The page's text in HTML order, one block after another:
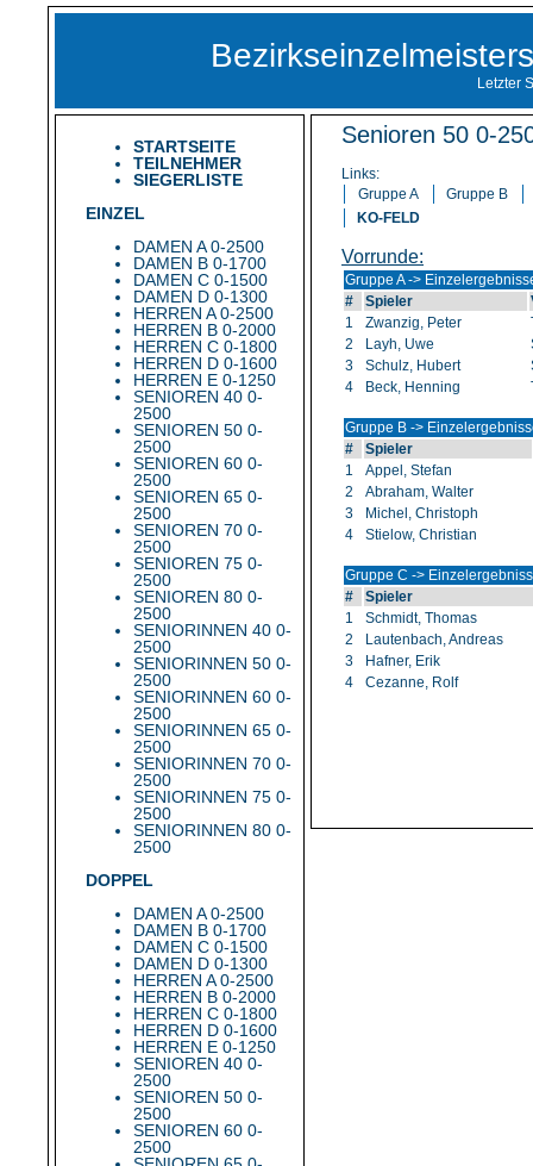
Letzter
STARTSEITE
TEILNEHMER
SIEGERLISTE
EINZEL
DAMEN A 0-2500
DAMEN B 0-1700
DAMEN C 0-1500
DAMEN D 0-1300
HERREN A 0-2500
HERREN B 0-2000
HERREN C 0-1800
HERREN D 0-1600
HERREN E 0-1250
SENIOREN 40 0-
2500
SENIOREN 50 0-
2500
SENIOREN 60 0-
2500
SENIOREN 65 0-
2500
SENIOREN 70 0-
2500
SENIOREN 75 0-
2500
SENIOREN 80 0-
2500
SENIORINNEN 40 0-
2500
SENIORINNEN 50 0-
2500
SENIORINNEN 60 0-
2500
SENIORINNEN 65 0-
2500
SENIORINNEN 70 0-
2500
SENIORINNEN 75 0-
2500
SENIORINNEN 80 0-
2500
DOPPEL
DAMEN A 0-2500
DAMEN B 0-1700
DAMEN C 0-1500
DAMEN D 0-1300
HERREN A 0-2500
HERREN B 0-2000
HERREN C 0-1800
HERREN D 0-1600
HERREN E 0-1250
SENIOREN 40 0-
2500
SENIOREN 50 0-
2500
SENIOREN 60 0-
2500
Senioren 50 0-
Links:
Gruppe A
Gruppe B
KO-FELD
Vorrunde:
Gruppe A ->
#
Spieler
1
Zwanzig, Peter
2
Layh, Uwe
3
Schulz, Hubert
4
Beck, Henning
Gruppe B ->
#
Spieler
1
Appel, Stefan
2
Abraham, Walter
3
Michel, Christoph
4
Stielow, Christian
Gruppe C ->
#
Spieler
1
Schmidt, Thomas
2
Lautenbach, Andreas
3
Hafner, Erik
4
Cezanne, Rolf